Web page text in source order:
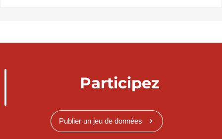
Participez
Publier un jeu de données